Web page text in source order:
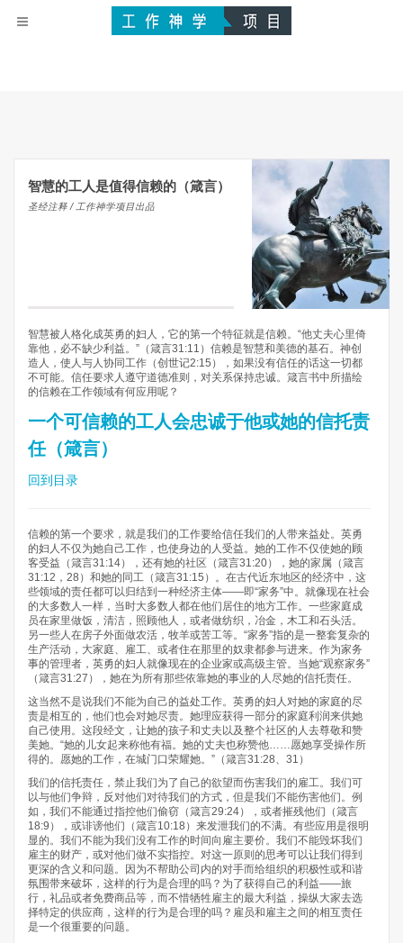
智慧的工人是值得信赖的（箴言）
圣经注释 / 工作神学项目出品
智慧被人格化成英勇的妇人，它的第一个特征就是信赖。“他丈夫心里倚
靠他，必不缺少利益。”（箴言31:11）信赖是智慧和美德的基石。神创
造人，使人与人协同工作（创世记2:15），如果没有信任的话这一切都
不可能。信任要求人遵守道德准则，对关系保持忠诚。箴言书中所描绘
的信赖在工作领域有何应用呢？
一个可信赖的工人会忠诚于他或她的信托责
任（箴言）
回到目录
信赖的第一个要求，就是我们的工作要给信任我们的人带来益处。英勇
的妇人不仅为她自己工作，也使身边的人受益。她的工作不仅使她的顾
客受益（箴言31:14），还有她的社区（箴言31:20），她的家属（箴言
31:12，28）和她的同工（箴言31:15）。在古代近东地区的经济中，这
些领域的责任都可以归结到一种经济主体——即“家务”中。就像现在社会
的大多数人一样，当时大多数人都在他们居住的地方工作。一些家庭成
员在家里做饭，清洁，照顾他人，或者做纺织，冶金，木工和石头活。
另一些人在房子外面做农活，牧羊或苦工等。“家务”指的是一整套复杂的
生产活动，大家庭、雇工、或者住在那里的奴隶都参与进来。作为家务
事的管理者，英勇的妇人就像现在的企业家或高级主管。当她“观察家务”
（箴言31:27），她在为所有那些依靠她的事业的人尽她的信托责任。
这当然不是说我们不能为自己的益处工作。英勇的妇人对她的家庭的尽
责是相互的，他们也会对她尽责。她理应获得一部分的家庭利润来供她
自己使用。这段经文，让她的孩子和丈夫以及整个社区的人去尊敬和赞
美她。“她的儿女起来称他有福。她的丈夫也称赞他……愿她享受操作所
得的。愿她的工作，在城门口荣耀她。”（箴言31:28、31）
我们的信托责任，禁止我们为了自己的欲望而伤害我们的雇工。我们可
以与他们争辩，反对他们对待我们的方式，但是我们不能伤害他们。例
如，我们不能通过指控他们偷窃（箴言29:24），或者摧残他们（箴言
18:9），或诽谤他们（箴言10:18）来发泄我们的不满。有些应用是很明
显的。我们不能为我们没有工作的时间向雇主要价。我们不能毁坏我们
雇主的财产，或对他们做不实指控。对这一原则的思考可以让我们得到
更深的含义和问题。因为不帮助公司内的对手而给组织的积极性或和谐
氛围带来破坏，这样的行为是合理的吗？为了获得自己的利益——旅
行，礼品或者免费商品等，而不惜牺牲雇主的最大利益，操纵大家去选
择特定的供应商，这样的行为是合理的吗？雇员和雇主之间的相互责任
是一个很重要的问题。